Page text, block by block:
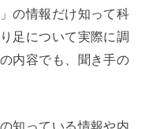
の情報だけ知って科
足について実際に調
内容でも、聞き手の
知っている情報や内